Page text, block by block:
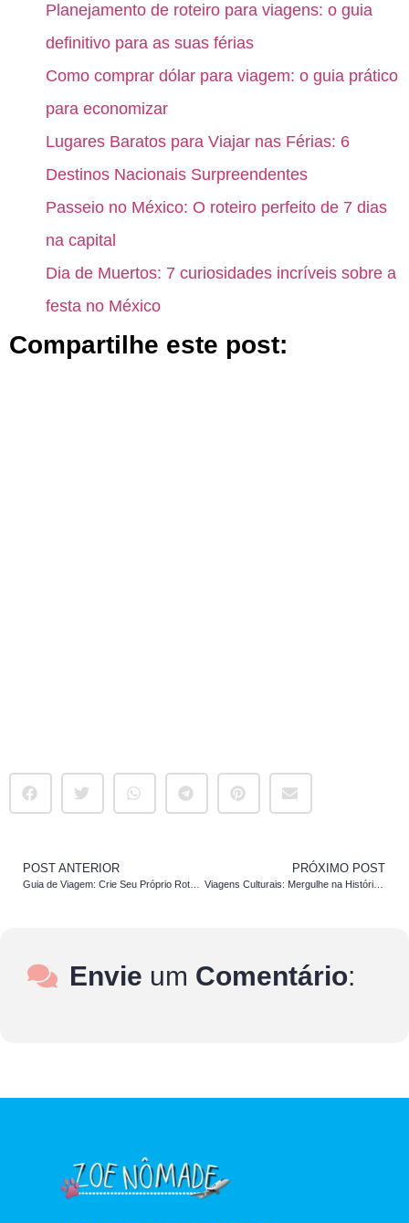
Planejamento de roteiro para viagens: o guia
definitivo para as suas férias
Como comprar dólar para viagem: o guia prático
para economizar
Lugares Baratos para Viajar nas Férias: 6
Destinos Nacionais Surpreendentes
Passeio no México: O roteiro perfeito de 7 dias
na capital
Dia de Muertos: 7 curiosidades incríveis sobre a
festa no México
Compartilhe este post:
POST ANTERIOR PRÓXIMO POST
Viagens Culturais: Mergulhe na História e Tradições Locais
Envie um Comentário: